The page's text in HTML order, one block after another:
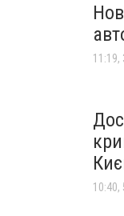
11:19,
10:40,